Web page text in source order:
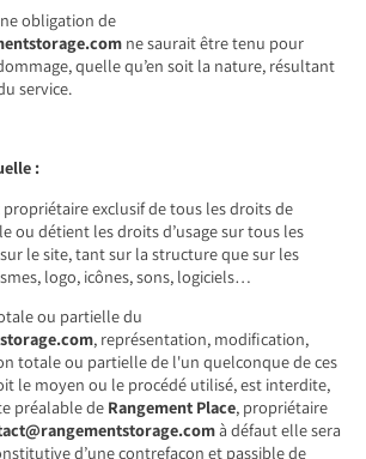
obligation de
ne saurait être tenu pour
quelle qu’en soit la nature, résultant
service.
:
propriétaire exclusif de tous les droits de
ou détient les droits d’usage sur tous les
le site, tant sur la structure que sur les
logo, icônes, sons, logiciels…
ou partielle du
, représentation, modification,
totale ou partielle de l'un quelconque de ces
le moyen ou le procédé utilisé, est interdite,
préalable de Rangement Place, propriétaire
à défaut elle sera
d’une contrefaçon et passible de